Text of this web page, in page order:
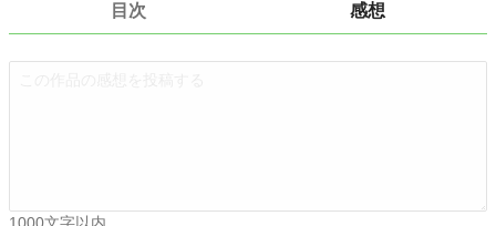
875
月間ポイント 35 pt (89,285 位)
目次 感想